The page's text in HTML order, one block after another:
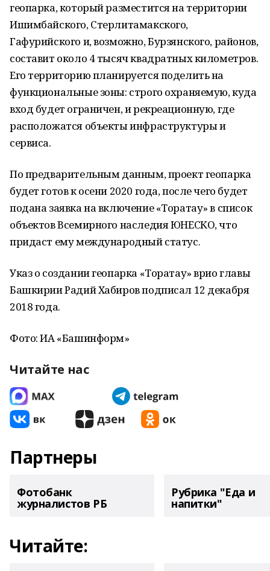
геопарка, который разместится на территории
Ишимбайского, Стерлитамакского,
Гафурийского и, возможно, Бурзянского, районов,
составит около 4 тысяч квадратных километров.
Его территорию планируется поделить на
функциональные зоны: строго охраняемую, куда
вход будет ограничен, и рекреационную, где
расположатся объекты инфраструктуры и
сервиса.
По предварительным данным, проект геопарка
будет готов к осени 2020 года, после чего будет
подана заявка на включение «Торатау» в список
объектов Всемирного наследия ЮНЕСКО, что
придаст ему международный статус.
Указ о создании геопарка «Торатау» врио главы
Башкирии Радий Хабиров подписал 12 декабря
2018 года.
Фото: ИА «Башинформ»
Читайте нас
Партнеры
Фотобанк
журналистов РБ
Рубрика "Еда и
напитки"
Читайте: